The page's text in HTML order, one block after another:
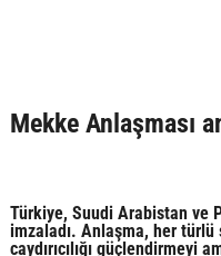
Mekke Anlaşması
Türkiye, Suudi Arabistan ve
imzaladı. Anlaşma, her türlü
caydırıcılığı güçlendirmeyi